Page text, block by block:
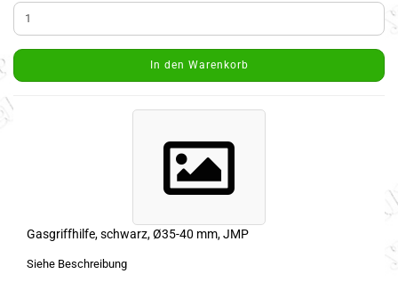
In den Warenkorb
Gasgriffhilfe, schwarz, Ø35-40 mm, JMP
Siehe Beschreibung